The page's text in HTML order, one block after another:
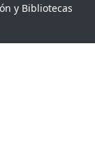
y Bibliotecas